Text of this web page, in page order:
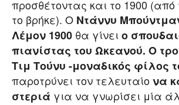
προσθέτοντας και το 1900 (από
το βρήκε). Ο Ντάννυ
Λέμον 1900 θα γίνει ο
πιανίστας του Ωκεανού. Ο
Τιμ Τούνυ -μοναδικός φίλος
παροτρύνει τον τελευταίονα
στεριά για να γνωρίσει μία